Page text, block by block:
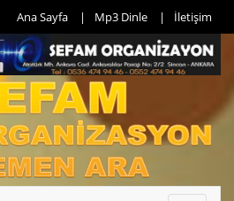
Ana Sayfa Mp3 Dinle İletişim